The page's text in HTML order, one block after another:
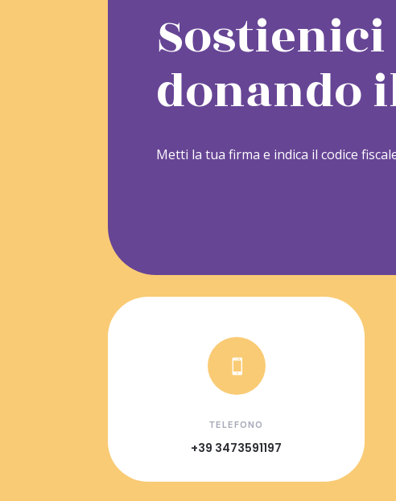
Sostienici
donando
Metti la tua firma e indica il codice

TELEFONO
+39 3473591197